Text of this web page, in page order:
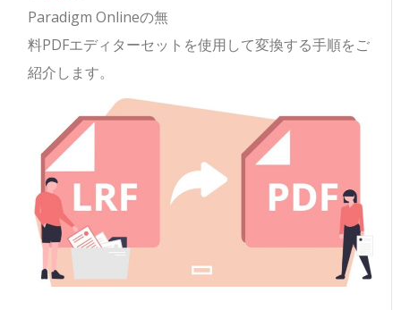
Paradigm Onlineの無
料PDFエディターセットを使用して変換する手順をご
紹介します。